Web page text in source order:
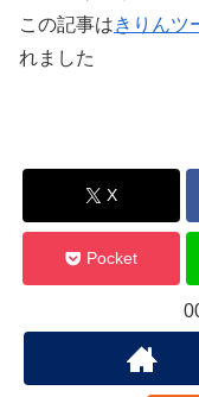
この記事はきりんツ
れました
X
Pocket